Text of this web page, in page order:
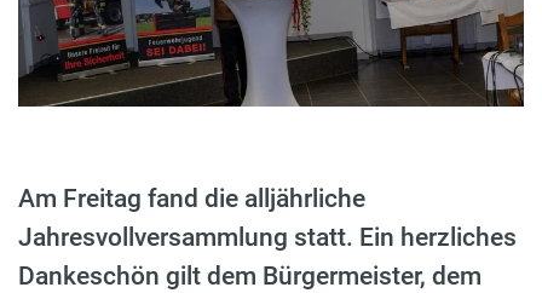
Am Freitag fand die alljährliche
Jahresvollversammlung statt. Ein herzliches
Dankeschön gilt dem Bürgermeister, dem